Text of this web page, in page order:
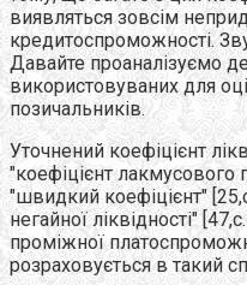
виявляться зовсім
кредитоспроможності.
Давайте проаналізуємо
використовуваних для
позичальників.
Уточнений коефіцієнт
"коефіцієнт лакмусового
"швидкий коефіцієнт"
негайної ліквідності"
проміжної
розраховується в такий